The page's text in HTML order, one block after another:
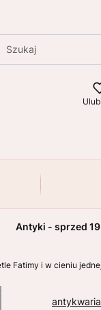
Antyki - sprzed
Fatimy i w cieniu